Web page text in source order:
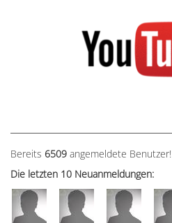
Bereits 6509 angemeldete Benutzer!
Die letzten 10 Neuanmeldungen: